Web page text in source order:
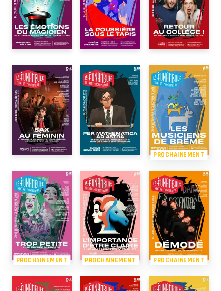
PROCHAINEMENT
PROCHAINEMENT PROCHAINEMENT PROCHAINEMENT